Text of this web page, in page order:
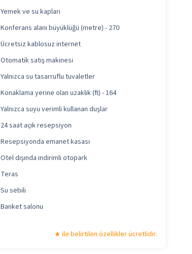
Yemek ve su kapları
Konferans alanı büyüklüğü (metre) - 270
Ücretsiz kablosuz internet
Otomatik satış makinesi
Yalnızca su tasarruflu tuvaletler
Konaklama yerine olan uzaklık (ft) - 164
Yalnızca suyu verimli kullanan duşlar
24 saat açık resepsiyon
Resepsiyonda emanet kasası
Otel dışında indirimli otopark
Teras
Su sebili
Banket salonu
ile belirtilen özellikler ücretlidir.